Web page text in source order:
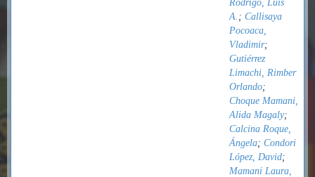
Rodrigo, Luis
A. ; Callisaya
Pocoaca,
Vladimir;
Gutiérrez
Limachi, Rimber
Orlando;
Choque Mamani,
Alida Magaly;
Calcina Roque,
Ángela; Condori
López, David;
Mamani Laura,